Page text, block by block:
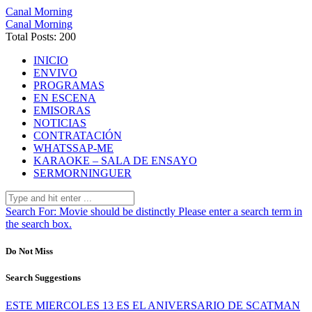
Canal Morning
Canal Morning
Total Posts: 200
INICIO
ENVIVO
PROGRAMAS
EN ESCENA
EMISORAS
NOTICIAS
CONTRATACIÓN
WHATSSAP-ME
KARAOKE – SALA DE ENSAYO
SERMORNINGUER
Search For: Movie should be distinctly Please enter a search term in
the search box.
Do Not Miss
Search Suggestions
ESTE MIERCOLES 13 ES EL ANIVERSARIO DE SCATMAN